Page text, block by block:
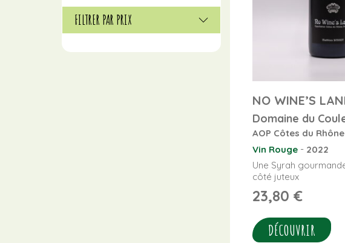
NO WINE’S
Domaine du
AOP Côtes du Rhône
Vin Rouge- 2022
Une Syrah
côté juteux
23,80 €
DÉCOUVRIR
FILTRER PAR PRIX